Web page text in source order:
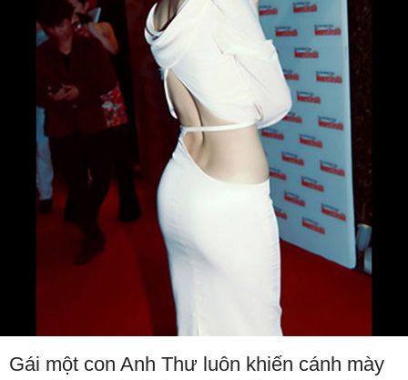
Gái một con Anh Thư luôn khiến cánh mày